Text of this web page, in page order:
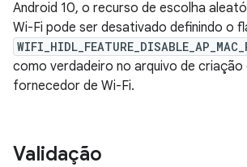
Android 10, o recurso de escolha
Wi-Fi pode ser desativado definindo o
como verdadeiro no arquivo de criação
fornecedor de Wi-Fi.
Validação